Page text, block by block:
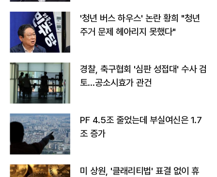
'청년 버스 하우스' 논란 황희 "청년
주거 문제 헤아리지 못했다"
경찰, 축구협회 '심판 성접대' 수사 검
토…공소시효가 관건
PF 4.5조 줄었는데 부실여신은 1.7
조 증가
미 상원, '클래리티법' 표결 없이 휴